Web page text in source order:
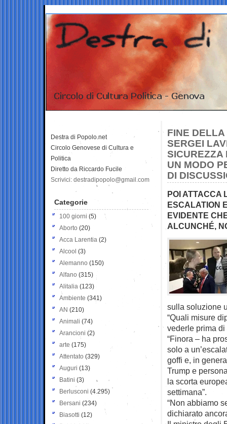
FINE DELLA
SERGEI
SICUREZZA
UN MODO
DI
POI ATTACCA
ESCALATION
EVIDENTE
ALCUNCHÉ,
sulla soluzione
“Quali misure
vederle prima di
“Finora – ha
solo a
goffi e, in
Trump e
la scorta
settimana”.
“Non abbiamo
dichiarato
Destra di Popolo.net
Circolo Genovese di Cultura e
Politica
Diretto da Riccardo Fucile
Scrivici: destradipopolo@gmail.com
Categorie
100 giorni (5)
Aborto (20)
Acca Larentia (2)
Alcool (3)
Alemanno (150)
Alfano (315)
Alitalia (123)
Ambiente (341)
AN (210)
Animali (74)
Arancioni (2)
arte (175)
Attentato (329)
Auguri (13)
Batini (3)
Berlusconi (4.295)
Bersani (234)
Biasotti (12)